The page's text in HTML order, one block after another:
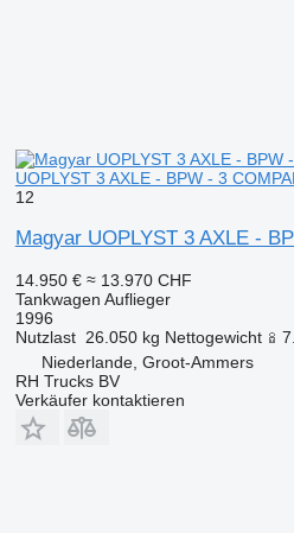
UOPLYST 3 AXLE - BPW - 3
12
Magyar UOPLYST 3 AXLE -
14.950 € ≈ 13.970 CHF
Tankwagen Auflieger
1996
Nutzlast 26.050 kg Nettogewicht
Niederlande, Groot-Ammers
RH Trucks BV
Verkäufer kontaktieren